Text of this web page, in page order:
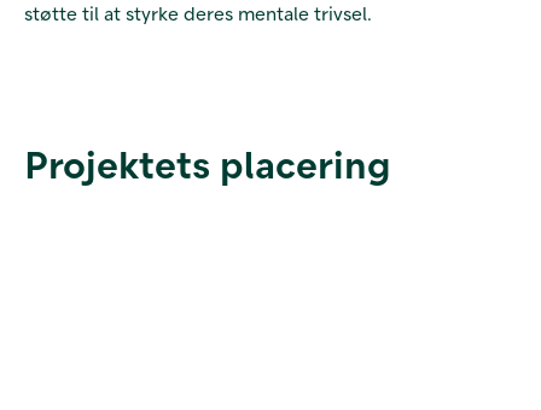
støtte til at styrke deres mentale trivsel.
Projektets placering